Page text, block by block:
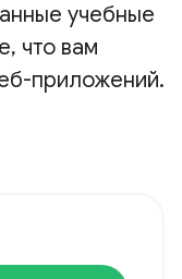
учебные
что вам
приложений.